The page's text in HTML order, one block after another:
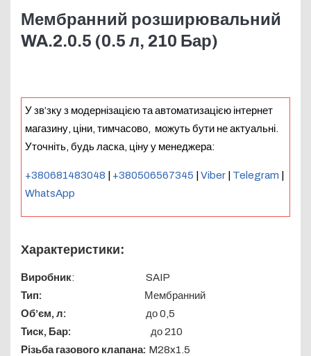
Мембранний розширювальний
WA.2.0.5 (0.5 л, 210 Бар)
У зв’зку з модернізацією та автоматизацією інтернет
магазину, ціни, тимчасово, можуть бути не актуальні.
Уточніть, будь ласка, ціну у менеджера:
+380681483048 +380506567345 Viber Telegram
WhatsApp
Характеристики:
Виробник: SAIP
Тип: Мембранний
Об’єм, л: до 0,5
Тиск, Бар:
до 210
Різьба газового клапана: M28x1.5